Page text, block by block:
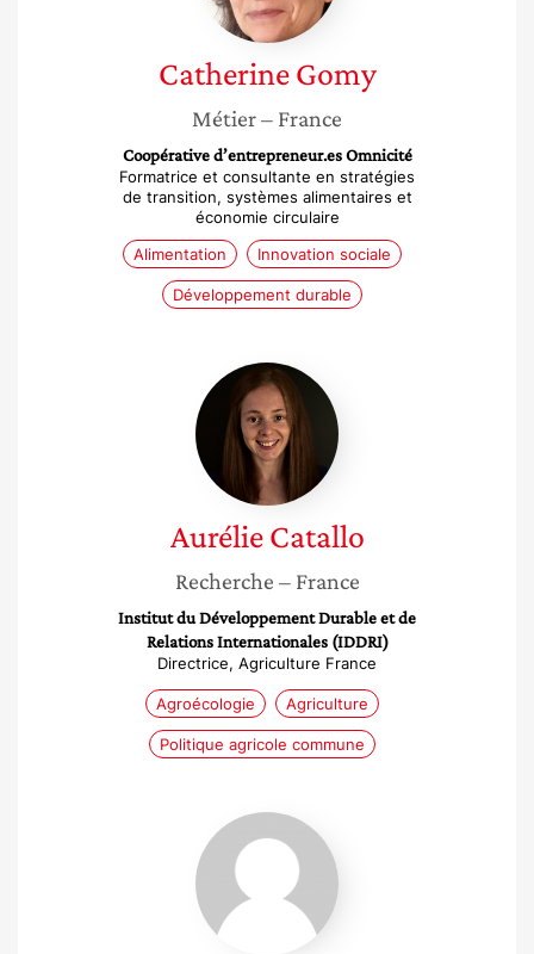
Catherine Gomy
Métier– France
Coopérative d’entrepreneur.es Omnicité
Formatrice et consultante en stratégies
de transition, systèmes alimentaires et
économie circulaire
Alimentation
Innovation sociale
Développement durable
Aurélie
Catallo
Aurélie Catallo
Recherche – France
Institut du Développement Durable et de
Relations Internationales (IDDRI)
Directrice, Agriculture France
Agroécologie Agriculture
Politique agricole commune
Agnès
Fargue-
Lelièvre